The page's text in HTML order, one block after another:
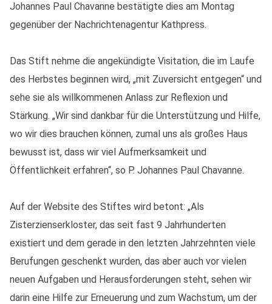
Johannes Paul Chavanne bestätigte dies am Montag
gegenüber der Nachrichtenagentur Kathpress.
Das Stift nehme die angekündigte Visitation, die im Laufe
des Herbstes beginnen wird, „mit Zuversicht entgegen“ und
sehe sie als willkommenen Anlass zur Reflexion und
Stärkung. „Wir sind dankbar für die Unterstützung und Hilfe,
wo wir dies brauchen können, zumal uns als großes Haus
bewusst ist, dass wir viel Aufmerksamkeit und
Öffentlichkeit erfahren“, so P. Johannes Paul Chavanne.
Auf der Website des Stiftes wird betont: „Als
Zisterzienserkloster, das seit fast 9 Jahrhunderten
existiert und dem gerade in den letzten Jahrzehnten viele
Berufungen geschenkt wurden, das aber auch vor vielen
neuen Aufgaben und Herausforderungen steht, sehen wir
darin eine Hilfe zur Erneuerung und zum Wachstum, um der